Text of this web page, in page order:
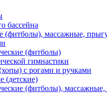
бассейна
(фитболы), массажные,
(фитболы)
гимнастики
с рогами и ручками
(детские)
(фитболы),